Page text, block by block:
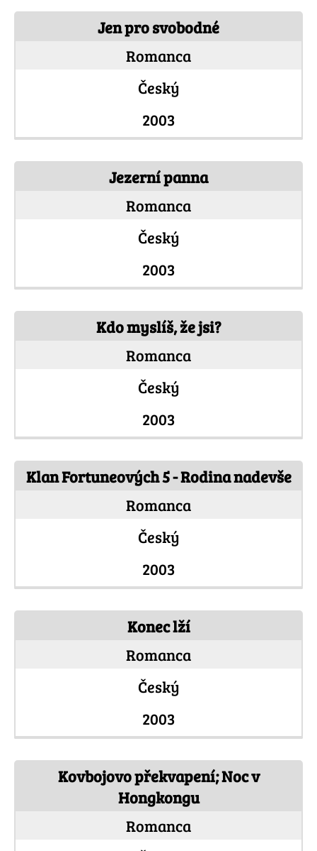
Jen pro svobodné
Romanca
Český
2003
Jezerní panna
Romanca
Český
2003
Kdo myslíš, že jsi?
Romanca
Český
2003
Klan Fortuneových 5 - Rodina nadevše
Romanca
Český
2003
Konec lží
Romanca
Český
2003
Kovbojovo překvapení; Noc v
Hongkongu
Romanca